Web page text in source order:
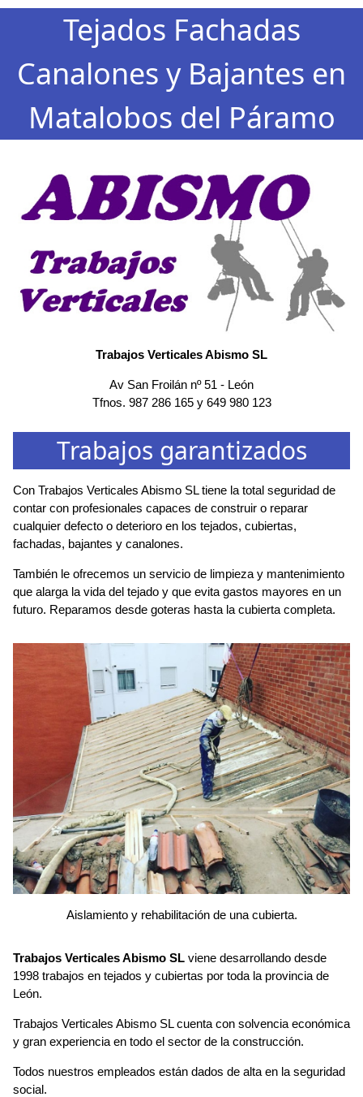
Tejados Fachadas
Canalones y Bajantes en
Matalobos del Páramo
Trabajos Verticales Abismo SL
Av San Froilán nº 51 - León
Tfnos. 987 286 165y 649 980 123
Trabajos garantizados
Con Trabajos Verticales Abismo SL tiene la total seguridad de
contar con profesionales capaces de construir o reparar
cualquier defecto o deterioro en los tejados, cubiertas,
fachadas, bajantes y canalones.
También le ofrecemos un servicio de limpieza y mantenimiento
que alarga la vida del tejado y que evita gastos mayores en un
futuro. Reparamos desde goteras hasta la cubierta completa.
Aislamiento y rehabilitación de una cubierta.
Trabajos Verticales Abismo SL viene desarrollando desde
1998 trabajos en tejados y cubiertas por toda la provincia de
León.
Trabajos Verticales Abismo SL cuenta con solvencia económica
y gran experiencia en todo el sector de la construcción.
Todos nuestros empleados están dados de alta en la seguridad
social.